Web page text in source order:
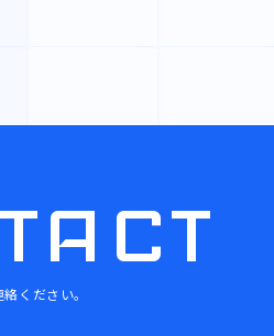
ください。